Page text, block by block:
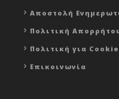
Αποστολή
Πολιτική
Πολιτική για
Επικοινωνία